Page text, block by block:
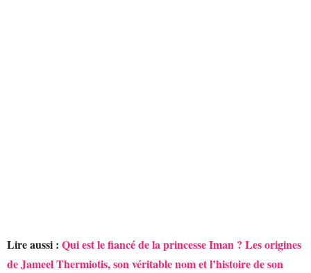
Lire aussi : Qui est le fiancé de la princesse Iman ? Les origines
de Jameel Thermiotis, son véritable nom et l’histoire de son